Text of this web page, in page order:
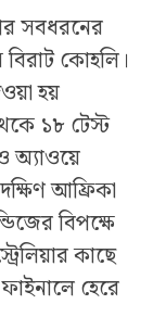
সবধরনের
কোহলি।
হয়
১৮ টেস্ট
অ্যাওয়ে
আফ্রিকা
বিপক্ষে
কাছে
হেরে